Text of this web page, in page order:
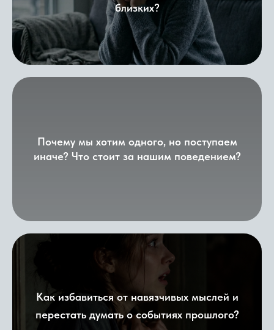
близких?
Почему мы хотим одного, но поступаем
иначе? Что стоит за нашим поведением?
Как избавиться от навязчивых мыслей и
перестать думать о событиях прошлого?